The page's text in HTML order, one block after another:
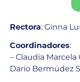
Rectora: Ginna
Coordinadores:
– Claudia
Dario Bermúdez